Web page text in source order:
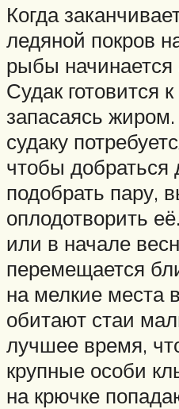
Когда
ледяной покров
рыбы
Судак готовится
запасаясь
судаку
чтобы добраться
подобрать пару,
оплодотворить
или в начале
перемещается
на мелкие места
обитают стаи
лучшее время,
крупные особи
на крючке